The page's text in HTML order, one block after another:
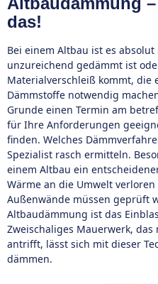
das!
Bei einem Altbau ist es
unzureichend gedämmt ist
Materialverschleiß kommt, die
Dämmstoffe notwendig
Grunde einen Termin am
für Ihre Anforderungen
finden. Welches
Spezialist rasch ermitteln.
einem Altbau ein
Wärme an die Umwelt
Außenwände müssen geprüft
Altbaudämmung ist das
Zweischaliges Mauerwerk,
antrifft, lässt sich mit dieser
dämmen.